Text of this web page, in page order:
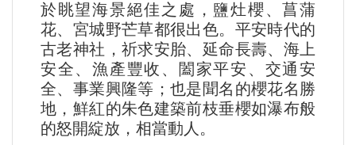
於眺望海景絕佳之處，鹽灶櫻、菖蒲
花、宮城野芒草都很出色。平安時代的
古老神社，祈求安胎、延命長壽、海上
安全、漁產豐收、闔家平安、交通安
全、事業興隆等；也是聞名的櫻花名勝
地，鮮紅的朱色建築前枝垂櫻如瀑布般
的怒開綻放，相當動人。